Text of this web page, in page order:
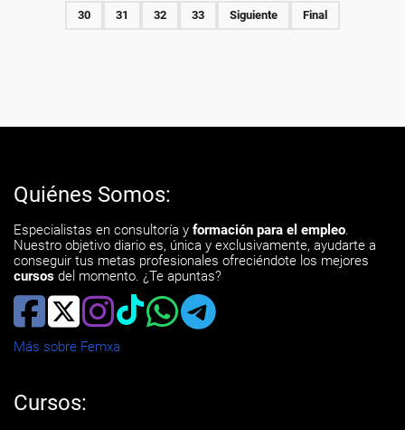
30 31 32 33 Siguiente Final
Quiénes Somos:
Especialistas en consultoría y formación para el empleo.
Nuestro objetivo diario es, única y exclusivamente, ayudarte a
conseguir tus metas profesionales ofreciéndote los mejores
cursos del momento. ¿Te apuntas?
Más sobre Femxa
Cursos: